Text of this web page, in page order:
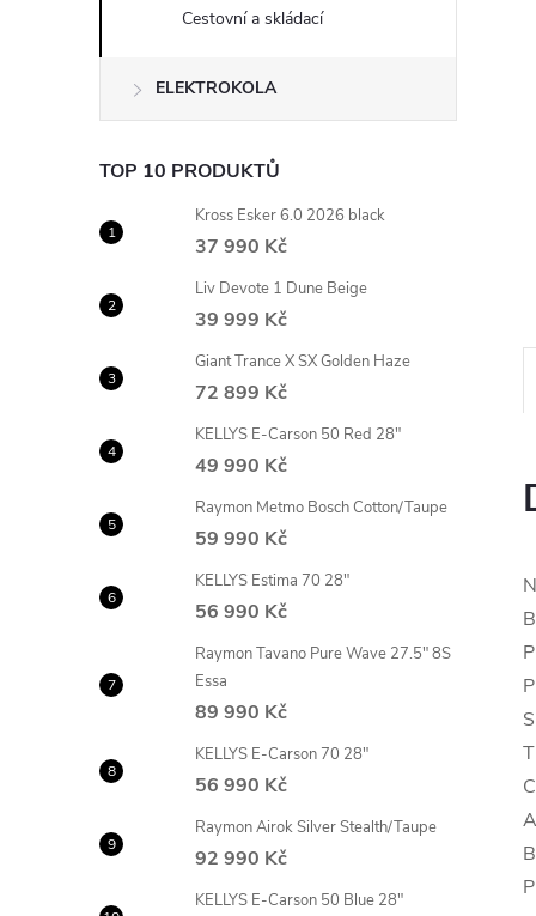
n
e
l
Cestovní a skládací
ELEKTROKOLA
TOP 10 PRODUKTŮ
Kross Esker 6.0 2026 black
37 990 Kč
Liv Devote 1 Dune Beige
39 999 Kč
Giant Trance X SX Golden Haze
72 899 Kč
KELLYS E-Carson 50 Red 28"
49 990 Kč
Raymon Metmo Bosch Cotton/Taupe
59 990 Kč
KELLYS Estima 70 28"
56 990 Kč
Raymon Tavano Pure Wave 27.5" 8S
Essa
89 990 Kč
KELLYS E-Carson 70 28"
56 990 Kč
Raymon Airok Silver Stealth/Taupe
92 990 Kč
KELLYS E-Carson 50 Blue 28"